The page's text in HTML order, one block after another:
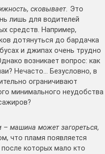
сковывает. Это
лишь для водителей
средств. Например,
дотянуться до бардачка
и джипах очень трудно
возникает вопрос: как
Нечасто… Безусловно, в
ограничивают
минимального неудобства
– машина может загореться,
что пламя появляется
которых мало кто